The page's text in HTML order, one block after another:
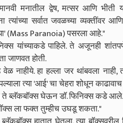
मनातील द्वेष, मत्सर आणि
त्यांच्या सर्वात जवळच्या व्यक्तींवर
(Mass Paranoia) पसरला आहे."
यांच्याकडे पाहिले. ते अजूनही
जाणवत होती.
वेळ नाहीये. हा हल्ला जर थांबवला
त्या 'आई' चा चेहरा शोधून
ते ब्लॅकबॉक्स घेऊन डॉ. फिनिक्स कडे आले.
ला फक्त तुम्हीच उघडू शकता."